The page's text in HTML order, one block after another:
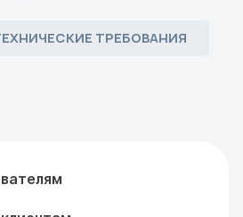
ТРЕБОВАНИЯ